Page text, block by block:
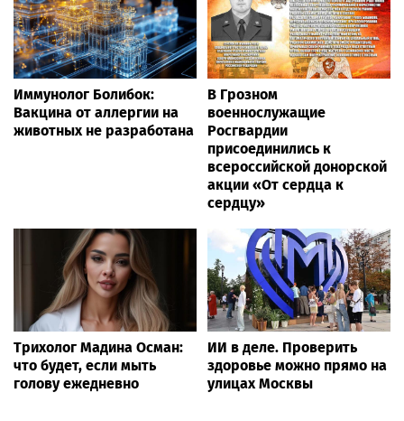
Иммунолог Болибок:
Вакцина от аллергии на
животных не разработана
В Грозном
военнослужащие
Росгвардии
присоединились к
всероссийской донорской
акции «От сердца к
сердцу»
Трихолог Мадина Осман:
что будет, если мыть
голову ежедневно
ИИ в деле. Проверить
здоровье можно прямо на
улицах Москвы